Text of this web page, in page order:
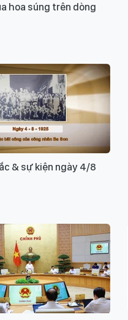
hoa súng trên dòng
& sự kiện ngày 4/8